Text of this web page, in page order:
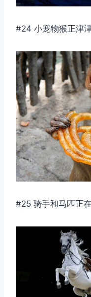
#24 小宠物猴正津
#25 骑手和马匹正